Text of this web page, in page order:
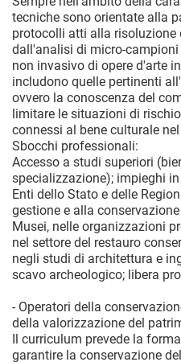
tecniche sono orientate alla
protocolli atti alla risoluzione
dall'analisi di micro-
non invasivo di opere d'arte
includono quelle pertinenti
ovvero la conoscenza del
limitare le situazioni di
connessi al bene culturale
Sbocchi professionali:
Accesso a studi superiori
specializzazione); impieghi
Enti dello Stato e delle
gestione e alla
Musei, nelle organizzazioni
nel settore del restauro
negli studi di architettura e
scavo archeologico; libera
- Operatori della
della valorizzazione del
Il curriculum prevede la
garantire la conservazione